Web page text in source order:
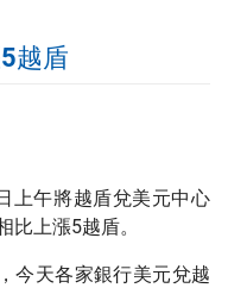
越盾
上午將越盾兌美元中心
比上漲5越盾。
今天各家銀行美元兌越